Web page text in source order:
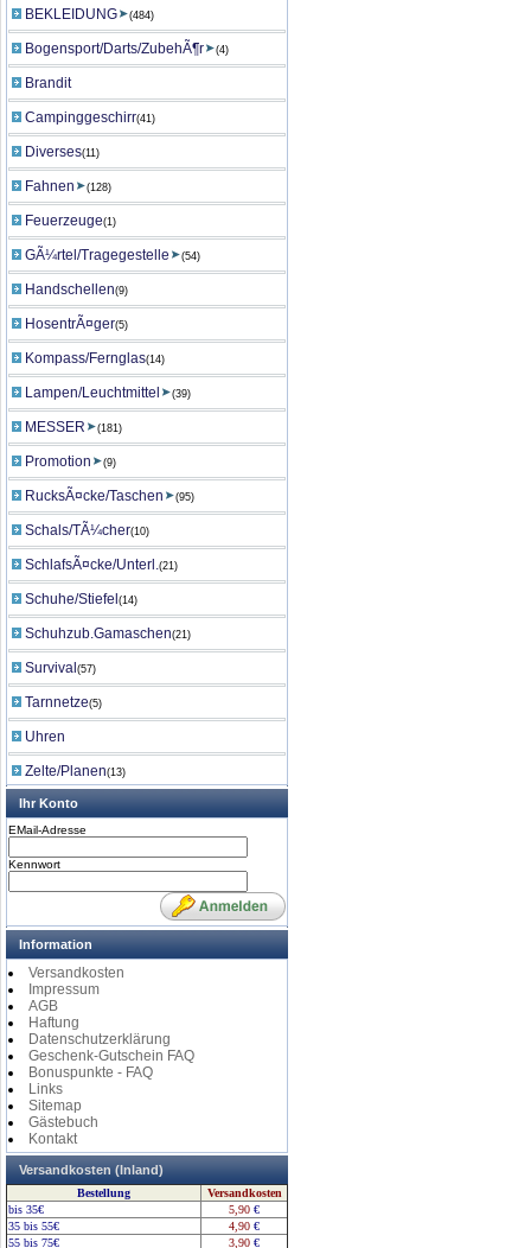
BEKLEIDUNG (484)
Bogensport/Darts/ZubehÃ¶r (4)
Brandit
Campinggeschirr(41)
Diverses(11)
Fahnen (128)
Feuerzeuge(1)
GÃ¼rtel/Tragegestelle (54)
Handschellen(9)
HosentrÃ¤ger(5)
Kompass/Fernglas(14)
Lampen/Leuchtmittel (39)
MESSER (181)
Promotion (9)
RucksÃ¤cke/Taschen (95)
Schals/TÃ¼cher(10)
SchlafsÃ¤cke/Unterl.(21)
Schuhe/Stiefel (14)
Schuhzub.Gamaschen(21)
Survival (57)
Tarnnetze(5)
Uhren
Zelte/Planen(13)
Ihr Konto
EMail-Adresse
Kennwort
Information
Versandkosten
Impressum
AGB
Haftung
Datenschutzerklärung
Geschenk-Gutschein FAQ
Bonuspunkte - FAQ
Links
Sitemap
Gästebuch
Kontakt
Versandkosten (Inland)
Bestellung
Versandkosten
bis 35€
5,90 €
35 bis 55€
4,90 €
55 bis 75€
3,90 €